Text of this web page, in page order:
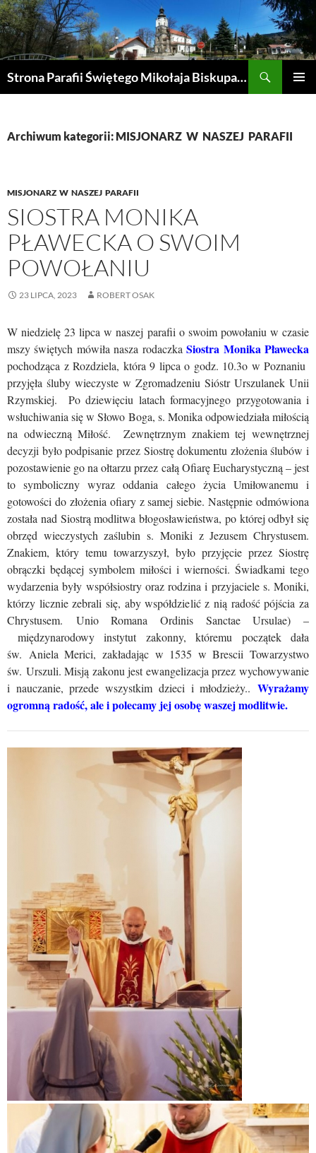
Przejdź
do
treści
Strona Parafii Świętego Mikołaja Biskupa w Żegocinie
Archiwum kategorii: MISJONARZ W NASZEJ PARAFII
MISJONARZ W NASZEJ PARAFII
SIOSTRA MONIKA
PŁAWECKA O SWOIM
POWOŁANIU
23 LIPCA, 2023 ROBERT OSAK
W niedzielę 23 lipca w naszej parafii o swoim powołaniu w czasie
mszy świętych mówiła nasza rodaczkaSiostra Monika Pławecka
pochodząca z Rozdziela, która 9 lipca o godz. 10.3o w Poznaniu
przyjęła śluby wieczyste w Zgromadzeniu Sióstr Urszulanek Unii
Rzymskiej. Po dziewięciu latach formacyjnego przygotowania i
wsłuchiwania się w Słowo Boga, s. Monika odpowiedziała miłością
na odwieczną Miłość. Zewnętrznym znakiem tej wewnętrznej
decyzji było podpisanie przez Siostrę dokumentu złożenia ślubów i
pozostawienie go na ołtarzu przez całą Ofiarę Eucharystyczną – jest
to symboliczny wyraz oddania całego życia Umiłowanemu i
gotowości do złożenia ofiary z samej siebie. Następnie odmówiona
została nad Siostrą modlitwa błogosławieństwa, po której odbył się
obrzęd wieczystych zaślubin s. Moniki z Jezusem Chrystusem.
Znakiem, który temu towarzyszył, było przyjęcie przez Siostrę
obrączki będącej symbolem miłości i wierności. Świadkami tego
wydarzenia były współsiostry oraz rodzina i przyjaciele s. Moniki,
którzy licznie zebrali się, aby współdzielić z nią radość pójścia za
Chrystusem. Unio Romana Ordinis Sanctae Ursulae) –
międzynarodowy instytut zakonny, któremu początek dała
św. Aniela Merici, zakładając w 1535 w Brescii Towarzystwo
św. Urszuli. Misją zakonu jest ewangelizacja przez wychowywanie
i nauczanie, przede wszystkim dzieci i młodzieży.. Wyrażamy
ogromną radość, ale i polecamy jej osobę waszej modlitwie.